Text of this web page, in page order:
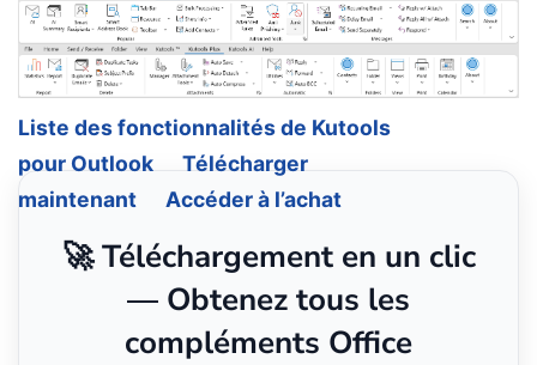
Liste des fonctionnalités de Kutools
pour Outlook
Télécharger
maintenant
Accéder à l’achat
🚀 Téléchargement en un clic
— Obtenez tous les
compléments Office